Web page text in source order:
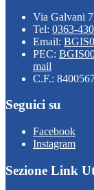
Via Galvani
Tel: 0363-
Email:
PEC:
mail
C.F.:
Seguici su
Facebook
Instagram
Sezione Link